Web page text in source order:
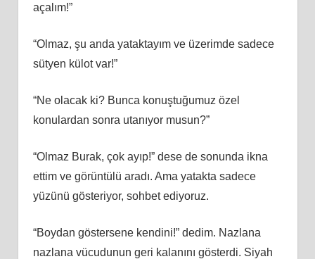
açalım!”
“Olmaz, şu anda yataktayım ve üzerimde sadece
sütyen külot var!”
“Ne olacak ki? Bunca konuştuğumuz özel
konulardan sonra utanıyor musun?”
“Olmaz Burak, çok ayıp!” dese de sonunda ikna
ettim ve görüntülü aradı. Ama yatakta sadece
yüzünü gösteriyor, sohbet ediyoruz.
“Boydan göstersene kendini!” dedim. Nazlana
nazlana vücudunun geri kalanını gösterdi. Siyah